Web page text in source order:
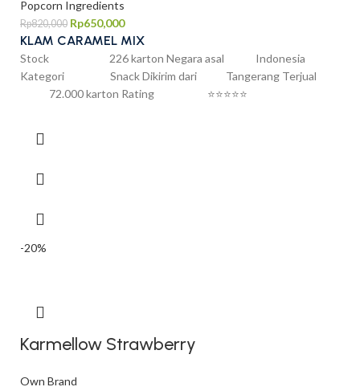
Popcorn Ingredients
Rp820,000 Rp650,000
KLAM CARAMEL MIX
Stock 226 karton Negara asal Indonesia
Kategori Snack Dikirim dari Tangerang Terjual
72.000 karton Rating ⭐⭐⭐⭐⭐
-20%
Karmellow Strawberry
Own Brand